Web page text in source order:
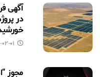
آگهی
خورشیدی
۱۴۰۱-